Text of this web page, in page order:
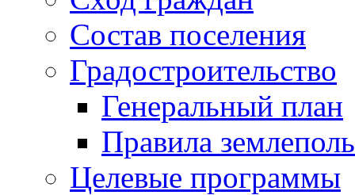
Состав поселения
Градостроительство
Генеральный план
Правила
Целевые программы